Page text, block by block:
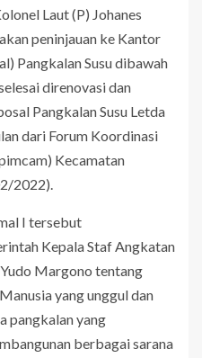
Laut (P) Johanes
peninjauan ke Kantor
Pangkalan Susu dibawah
direnovasi dan
Pangkalan Susu Letda
dari Forum Koordinasi
Kecamatan
2022).
I tersebut
Kepala Staf Angkatan
Margono tentang
yang unggul dan
pangkalan yang
berbagai sarana